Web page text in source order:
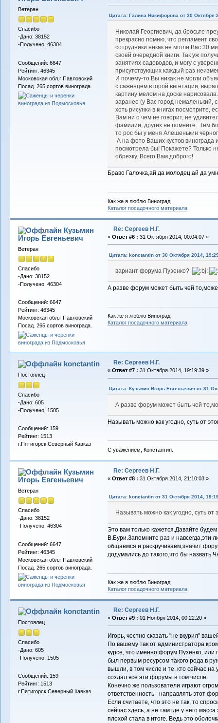
Ветеран
Спасибо
-Дано: 38152
-Получено: 46304
Сообщений: 6647
Рейтинг: 46345
Московская обл.г Павловский
Посад. 265 сортов винограда.
Цитата: Галина Никифорова от 30 Октября
Николай Георгиевич, да бросьте
прекрасно помню, что регламент
сотрудники никак не могли Вас 30
своей очередной книги. Так уж
занятиях садоводов, и могу с
присутствующих каждый раз
И почему-то Вы никак не могли
с саженцем второй вегетации,
картину мелом на доске
заранее (у Вас город немаленький,
хоть рисунки в книгах посмотрите,
Вам ни о чем не говорит, не
фамилии, других не помните. Тем
то рос бы у меня Алешенькин
А на фото Ваших кустов винограда
посмотрела бы! Покажете? Только
обрезку. Всего Вам доброго!
Браво Галочка,ай да молодец,ай да
Как же я люблю Виноград.
Каталог посадочного материала
Кузьмин
Игорь Евгеньевич
Ветеран
Спасибо
-Дано: 38152
-Получено: 46304
Сообщений: 6647
Рейтинг: 46345
Московская обл.г Павловский
Посад. 265 сортов винограда.
Re: Сергеев Н.Г.
« Ответ #6 : 31 Октября 2014, 00:04:07 »
Цитата: konctantin от 30 Октября 2014,
вариант форума Пузенко?
А разве форум может быть чей
Как же я люблю Виноград.
Каталог посадочного материала
konctantin
Постоялец
Спасибо
-Дано: 605
-Получено: 1505
Сообщений: 159
Рейтинг: 1513
г.Пятигорск Северный Кавказ
Re: Сергеев Н.Г.
« Ответ #7 : 31 Октября 2014, 19:19:39 »
Цитата: Кузьмин Игорь Евгеньевич от 31
А разве форум может быть чей
Называть можно как угодно, суть от
С уважением, Константин.
Кузьмин
Игорь Евгеньевич
Ветеран
Спасибо
-Дано: 38152
-Получено: 46304
Сообщений: 6647
Рейтинг: 46345
Московская обл.г Павловский
Посад. 265 сортов винограда.
Re: Сергеев Н.Г.
« Ответ #8 : 31 Октября 2014, 21:10:03 »
Цитата: konctantin от 31 Октября 2014,
Называть можно как угодно, суть от
Это вам только кажется.Давайте
В.Бури.Запомните раз и навсегда,эти
общаемся и раскручиваем,значит
додумались до такого,что бы назвать
Как же я люблю Виноград.
Каталог посадочного материала
konctantin
Постоялец
Спасибо
-Дано: 605
-Получено: 1505
Сообщений: 159
Рейтинг: 1513
г.Пятигорск Северный Кавказ
Re: Сергеев Н.Г.
« Ответ #9 : 01 Ноября 2014, 00:22:20 »
Игорь, честно сказать "не вкурил"
По вашему так от администратора
курсе, что именно форум Пузенко, или
был первым ресурсом такого рода в
вышли, в том числе и те, кто сейчас на
создал все эти форумы в том числе.
Конечно же пользователи играют
ответственность - направлять этот
Если считаете, что это не так, то
сейчас здесь, а не там где у него
плохой стала в итоге. Ведь это